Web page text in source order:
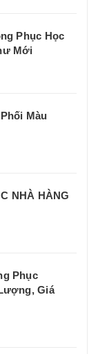
Phục Học
Mới
Màu
NHÀ HÀNG
Phục
Giá